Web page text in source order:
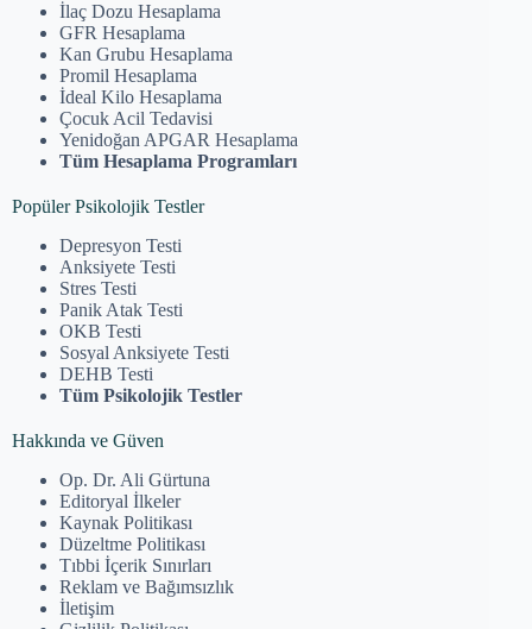
İlaç Dozu Hesaplama
GFR Hesaplama
Kan Grubu Hesaplama
Promil Hesaplama
İdeal Kilo Hesaplama
Çocuk Acil Tedavisi
Yenidoğan APGAR Hesaplama
Tüm Hesaplama Programları
Popüler Psikolojik Testler
Depresyon Testi
Anksiyete Testi
Stres Testi
Panik Atak Testi
OKB Testi
Sosyal Anksiyete Testi
DEHB Testi
Tüm Psikolojik Testler
Hakkında ve Güven
Op. Dr. Ali Gürtuna
Editoryal İlkeler
Kaynak Politikası
Düzeltme Politikası
Tıbbi İçerik Sınırları
Reklam ve Bağımsızlık
İletişim